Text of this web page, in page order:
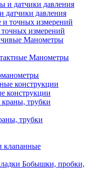
датчики давления
измерений
Манометры
Манометры
конструкции
трубки
клапанные
Бобышки, пробки,